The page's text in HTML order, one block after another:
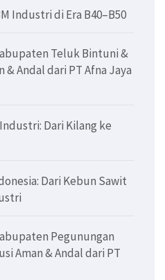
Industri di Era B40–B50
Teluk Bintuni &
& Andal dari PT Afna Jaya
Dari Kilang ke
Dari Kebun Sawit
Pegunungan
Aman & Andal dari PT